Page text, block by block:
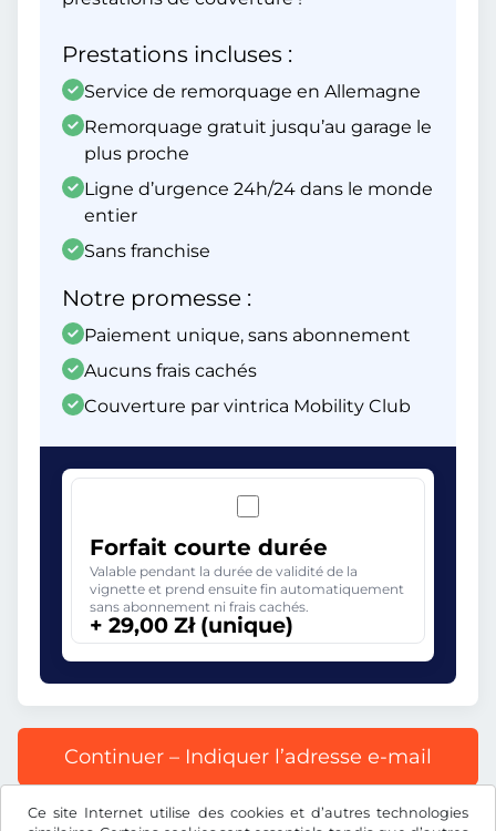
Ce site Internet utilise des cookies et d’autres technologies
Prestations incluses :
Service de remorquage en Allemagne
Remorquage gratuit jusqu’au garage le
plus proche
Ligne d’urgence 24h/24 dans le monde
entier
Sans franchise
Notre promesse :
Paiement unique, sans abonnement
Aucuns frais cachés
Couverture par vintrica Mobility Club
Forfait courte durée
Valable pendant la durée de validité de la
vignette et prend ensuite fin automatiquement
sans abonnement ni frais cachés.
+ 29,00 Zł (unique)
Continuer – Indiquer l’adresse e-mail
Tous les prix s’entendent TVA incluse.